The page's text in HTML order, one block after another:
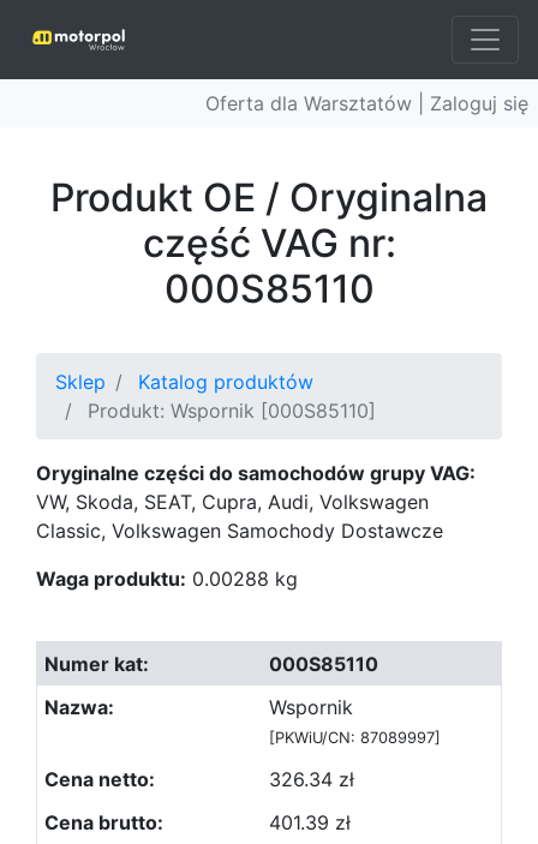
Oferta dla Warsztatów | Zaloguj się
Produkt OE / Oryginalna
część VAG nr:
000S85110
Sklep
Katalog produktów
Produkt: Wspornik [000S85110]
Oryginalne części do samochodów grupy VAG:
VW, Skoda, SEAT, Cupra, Audi, Volkswagen
Classic, Volkswagen Samochody Dostawcze
Waga produktu: 0.00288 kg
000S85110
Wspornik
[PKWiU/CN: 87089997]
326.34 zł
401.39 zł